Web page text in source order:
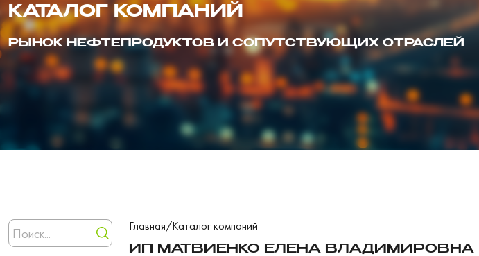
КАТАЛОГ КОМПАНИЙ
РЫНОК НЕФТЕПРОДУКТОВ И СОПУТСТВУЮЩИХ ОТРАСЛЕЙ
Главная/Каталог компаний
ИП МАТВИЕНКО ЕЛЕНА ВЛАДИМИРОВНА